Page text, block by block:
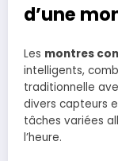
d’une
Les montres
intelligents,
traditionnelle
divers capteurs
tâches variées
l’heure.